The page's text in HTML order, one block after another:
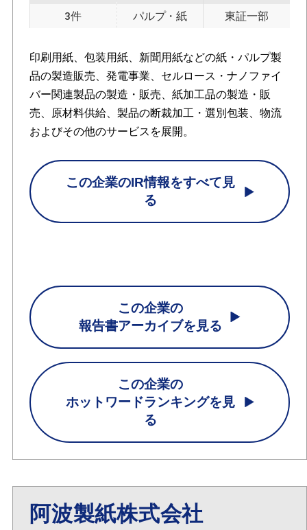
3件 パルプ・紙 東証一部
印刷用紙、包装用紙、新聞用紙などの紙・パルプ製
品の製造販売、発電事業、セルロース・ナノファイ
バー関連製品の製造・販売、紙加工品の製造・販
売、原材料供給、製品の断裁加工・選別包装、物流
およびその他のサービスを展開。
この企業のIR情報をすべて見
る
この企業の
報告書アーカイブを見る
この企業の
ホットワードランキングを見
る
阿波製紙株式会社